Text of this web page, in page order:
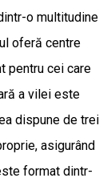
o multitudine
oferă centre
pentru cei care
a vilei este
dispune de trei
asigurând
format dintr-